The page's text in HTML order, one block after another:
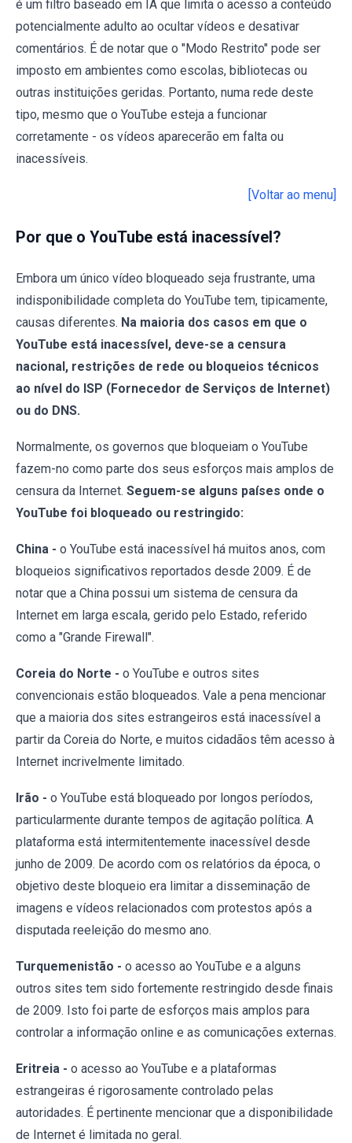
é um filtro baseado em IA que limita o acesso a conteúdo
potencialmente adulto ao ocultar vídeos e desativar
comentários. É de notar que o "Modo Restrito" pode ser
imposto em ambientes como escolas, bibliotecas ou
outras instituições geridas. Portanto, numa rede deste
tipo, mesmo que o YouTube esteja a funcionar
corretamente - os vídeos aparecerão em falta ou
inacessíveis.
[Voltar ao menu]
Por que o YouTube está inacessível?
Embora um único vídeo bloqueado seja frustrante, uma
indisponibilidade completa do YouTube tem, tipicamente,
causas diferentes. Na maioria dos casos em que o
YouTube está inacessível, deve-se a censura
nacional, restrições de rede ou bloqueios técnicos
ao nível do ISP (Fornecedor de Serviços de Internet)
ou do DNS.
Normalmente, os governos que bloqueiam o YouTube
fazem-no como parte dos seus esforços mais amplos de
censura da Internet. Seguem-se alguns países onde o
YouTube foi bloqueado ou restringido:
China - o YouTube está inacessível há muitos anos, com
bloqueios significativos reportados desde 2009. É de
notar que a China possui um sistema de censura da
Internet em larga escala, gerido pelo Estado, referido
como a "Grande Firewall".
Coreia do Norte - o YouTube e outros sites
convencionais estão bloqueados. Vale a pena mencionar
que a maioria dos sites estrangeiros está inacessível a
partir da Coreia do Norte, e muitos cidadãos têm acesso à
Internet incrivelmente limitado.
Irão - o YouTube está bloqueado por longos períodos,
particularmente durante tempos de agitação política. A
plataforma está intermitentemente inacessível desde
junho de 2009. De acordo com os relatórios da época, o
objetivo deste bloqueio era limitar a disseminação de
imagens e vídeos relacionados com protestos após a
disputada reeleição do mesmo ano.
Turquemenistão - o acesso ao YouTube e a alguns
outros sites tem sido fortemente restringido desde finais
de 2009. Isto foi parte de esforços mais amplos para
controlar a informação online e as comunicações externas.
Eritreia - o acesso ao YouTube e a plataformas
estrangeiras é rigorosamente controlado pelas
autoridades. É pertinente mencionar que a disponibilidade
de Internet é limitada no geral.